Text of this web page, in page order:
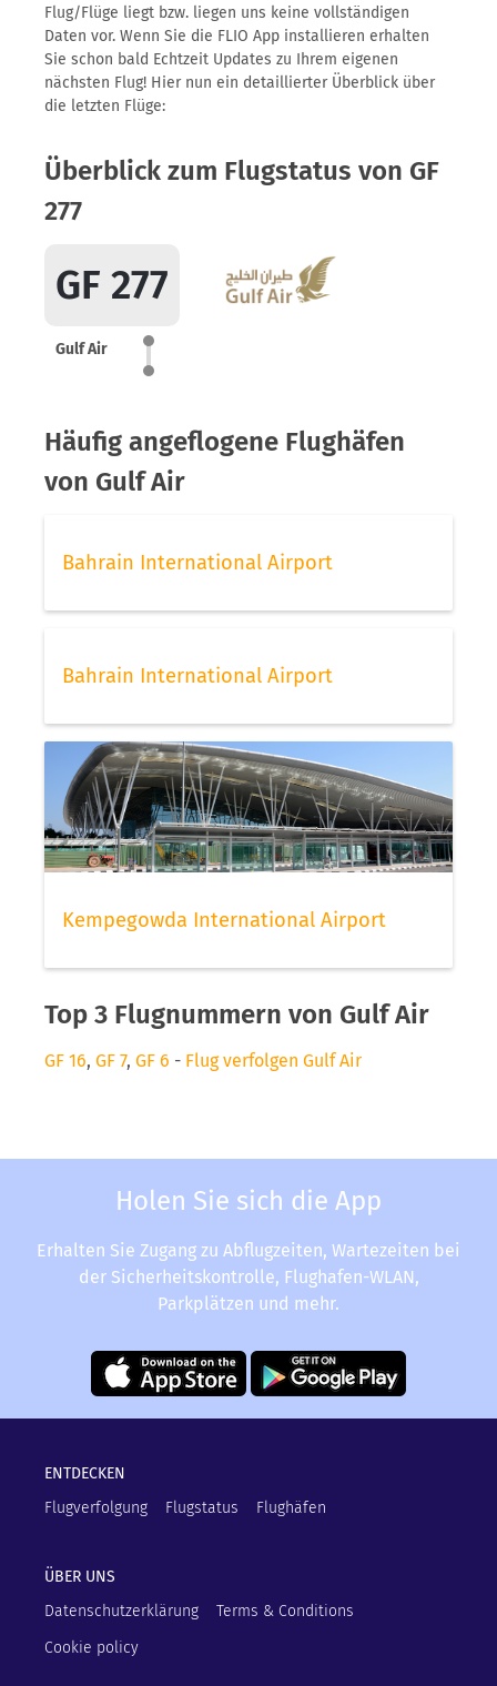
Flug/Flüge liegt bzw. liegen uns keine vollständigen
Daten vor. Wenn Sie die FLIO App installieren erhalten
Sie schon bald Echtzeit Updates zu Ihrem eigenen
nächsten Flug! Hier nun ein detaillierter Überblick über
die letzten Flüge:
Überblick zum Flugstatus von GF
277
GF 277
Gulf Air
Häufig angeflogene Flughäfen
von Gulf Air
Bahrain International Airport
Bahrain International Airport
Kempegowda International Airport
Top 3 Flugnummern von Gulf Air
GF 16, GF 7, GF 6 - Flug verfolgen Gulf Air
Holen Sie sich die App
Erhalten Sie Zugang zu Abflugzeiten, Wartezeiten bei
der Sicherheitskontrolle, Flughafen-WLAN,
Parkplätzen und mehr.
ENTDECKEN
Flugverfolgung
Flugstatus Flughäfen
ÜBER UNS
Datenschutzerklärung
Terms & Conditions
Cookie policy